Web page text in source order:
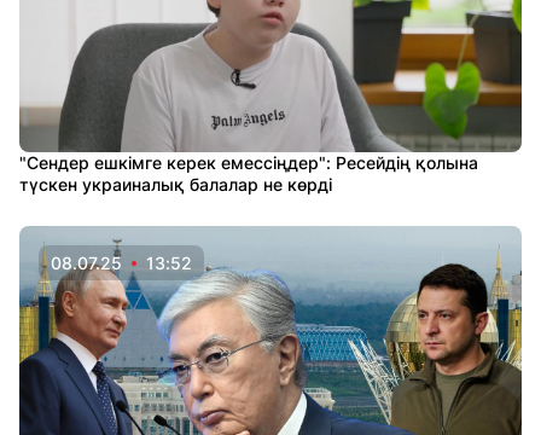
"Сендер ешкімге керек емессіңдер": Ресейдің қолына
түскен украиналық балалар не көрді
08.07.25 13:52